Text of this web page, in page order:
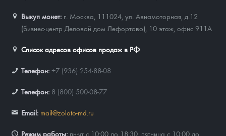
Выкуп монет: г. Москва, 111024, ул. Авиамоторная, д.12
(бизнес-центр Деловой дом Лефортово), 10 этаж, офис 911А
Список адресов офисов продаж в РФ
Телефон: +7 (936) 254-88-08
Телефон: 8 (800) 500-08-77
Email: mail@zoloto-md.ru
Режим работы: пн-чт с 10:00 до 18:30, пятница с 10:00 до